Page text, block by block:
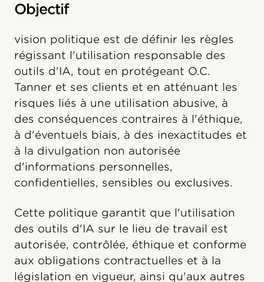
Objectif
vision politique est de définir les règles
régissant l'utilisation responsable des
outils d'IA, tout en protégeant O.C.
Tanner et ses clients et en atténuant les
risques liés à une utilisation abusive, à
des conséquences contraires à l'éthique,
à d'éventuels biais, à des inexactitudes et
à la divulgation non autorisée
d'informations personnelles,
confidentielles, sensibles ou exclusives.
Cette politique garantit que l'utilisation
des outils d'IA sur le lieu de travail est
autorisée, contrôlée, éthique et conforme
aux obligations contractuelles et à la
législation en vigueur, ainsi qu'aux autres